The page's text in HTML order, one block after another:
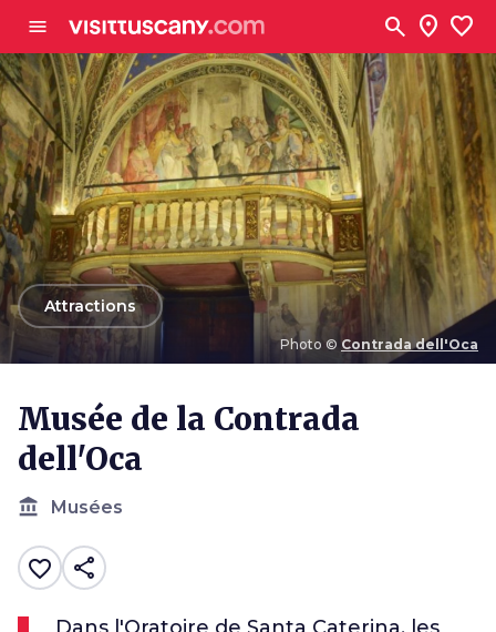
menu search location_on favorite
Photo © Contrada dell'Oca
arrow_backAttractions
Musée de la Contrada
dell'Oca
account_balance Musées
favorite_border share